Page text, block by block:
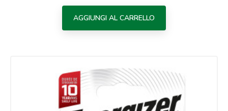
AGGIUNGI AL CARRELLO